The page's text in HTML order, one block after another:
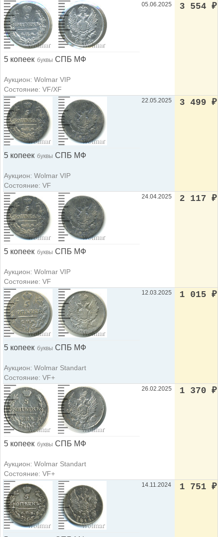
5 копеек буквы СПБ МФ
Аукцион: Wolmar VIP
Состояние: VF/XF
05.06.2025 3 554 ₽
5 копеек буквы СПБ МФ
Аукцион: Wolmar VIP
Состояние: VF
22.05.2025 3 499 ₽
5 копеек буквы СПБ МФ
Аукцион: Wolmar VIP
Состояние: VF
24.04.2025 2 117 ₽
5 копеек буквы СПБ МФ
Аукцион: Wolmar Standart
Состояние: VF+
12.03.2025 1 015 ₽
5 копеек буквы СПБ МФ
Аукцион: Wolmar Standart
Состояние: VF+
26.02.2025 1 370 ₽
14.11.2024 1 751 ₽